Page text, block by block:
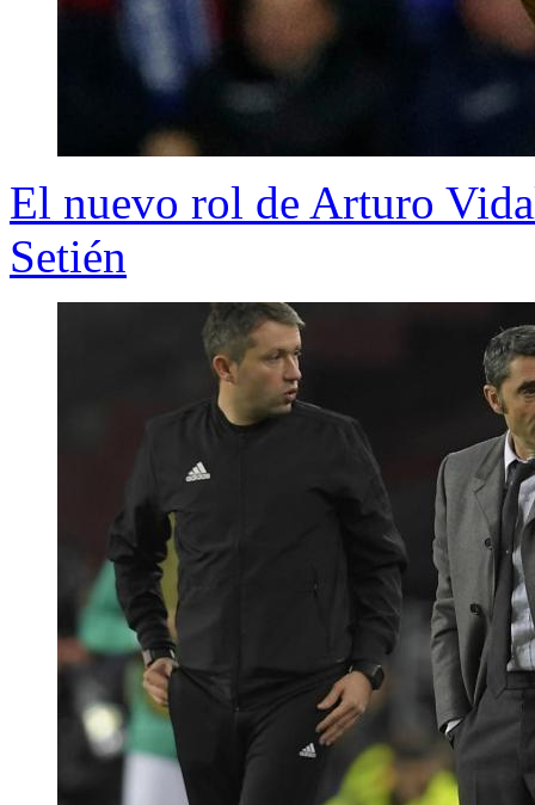
El nuevo rol de Arturo
Setién